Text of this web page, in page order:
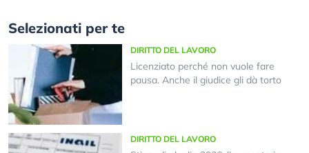
Selezionati per te
DIRITTO DEL LAVORO
Licenziato perché non vuole fare
pausa. Anche il giudice gli dà torto
DIRITTO DEL LAVORO